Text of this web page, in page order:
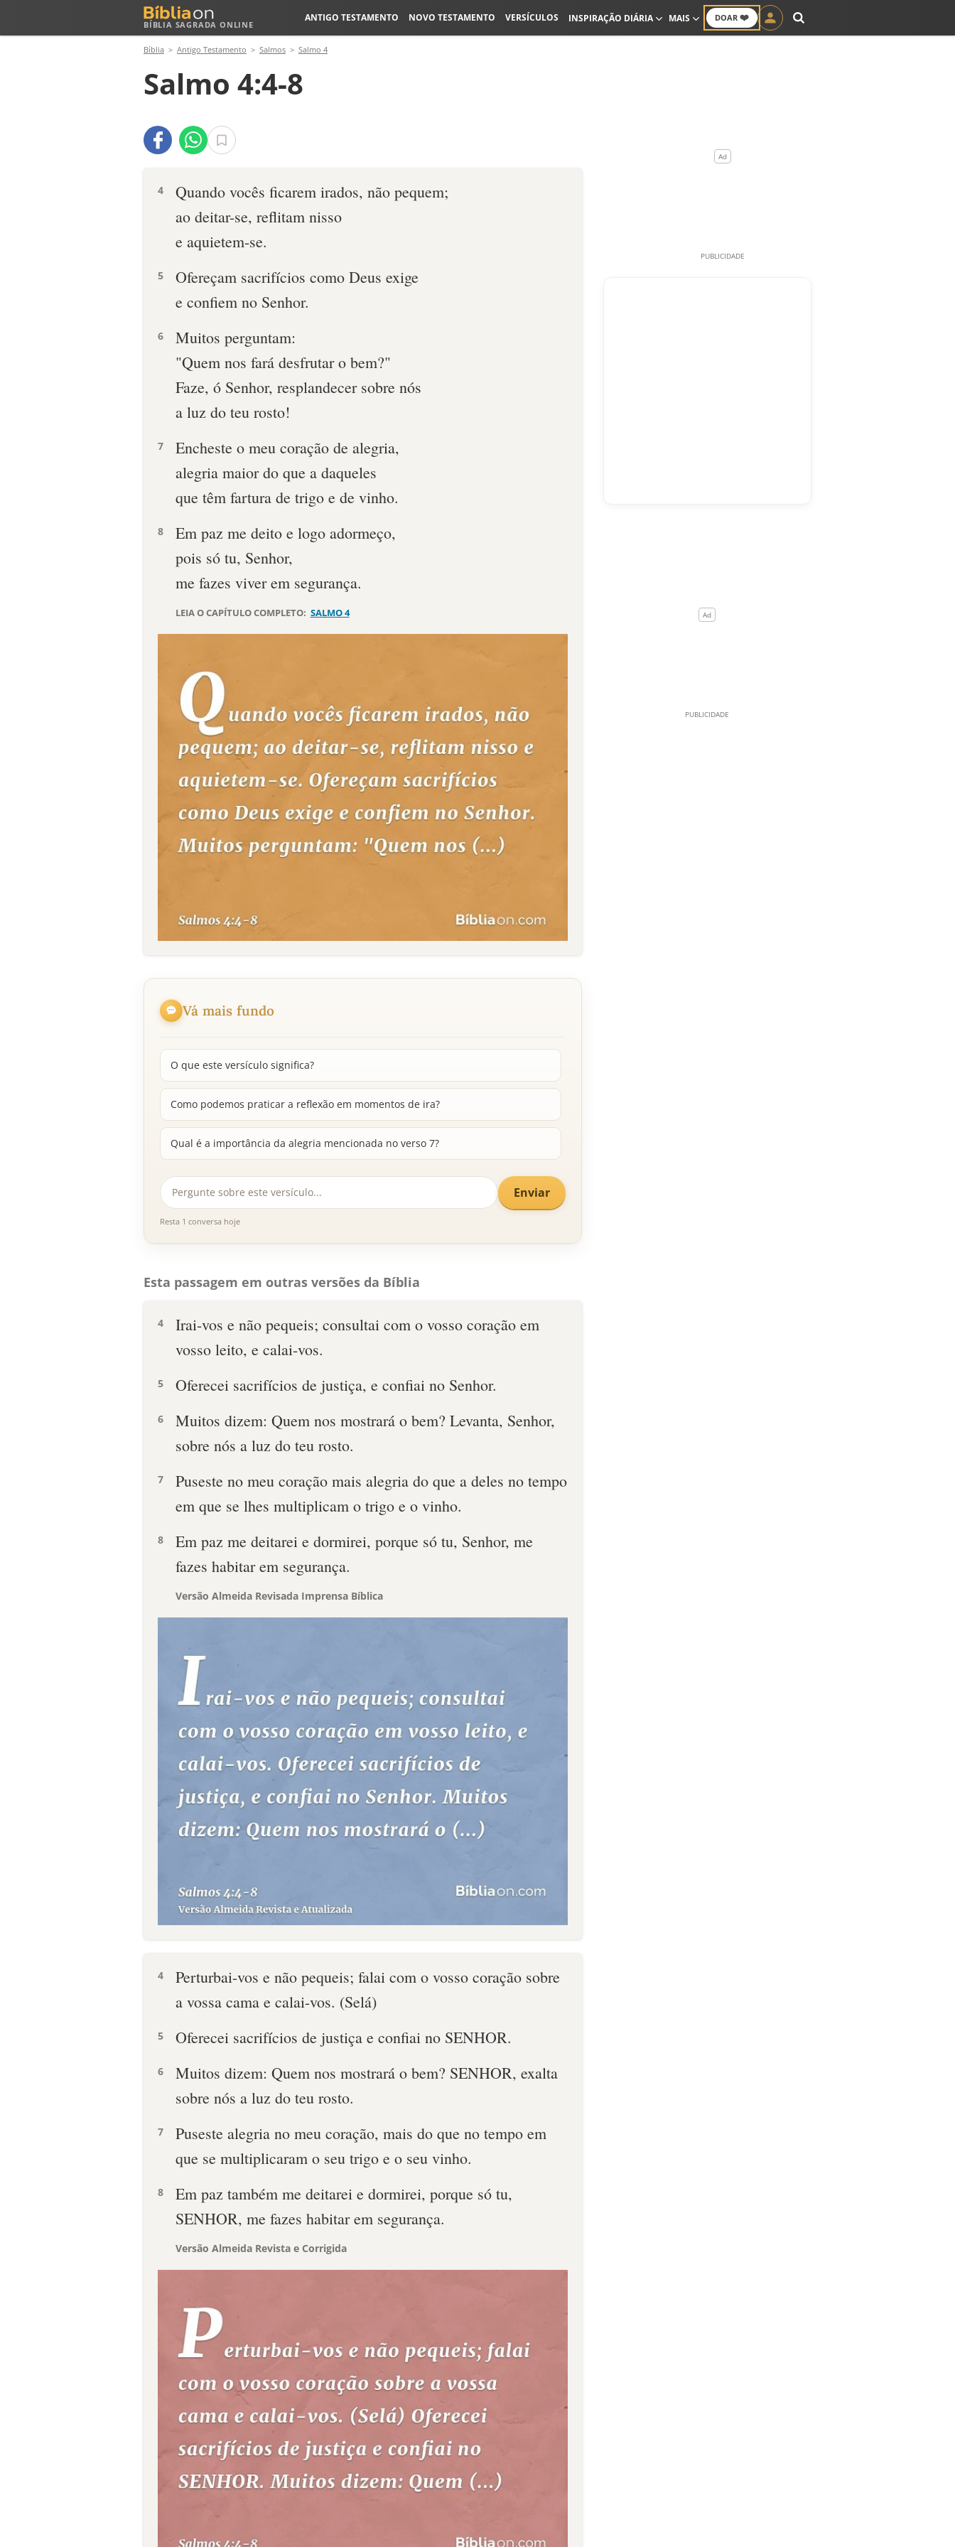
BÍBLIA SAGRADA ONLINE
DOAR ❤️
ANTIGO TESTAMENTO NOVO TESTAMENTO VERSÍCULOS INSPIRAÇÃO DIÁRIA MAIS
Bíblia Antigo Testamento Salmos Salmo 4
Salmo 4:4-8
4
Quando vocês ficarem irados, não pequem;
ao deitar-se, reflitam nisso
e aquietem-se.
5
Ofereçam sacrifícios como Deus exige
e confiem no Senhor.
6
Muitos perguntam:
"Quem nos fará desfrutar o bem?"
Faze, ó Senhor, resplandecer sobre nós
a luz do teu rosto!
7
Encheste o meu coração de alegria,
alegria maior do que a daqueles
que têm fartura de trigo e de vinho.
8
Em paz me deito e logo adormeço,
pois só tu, Senhor,
me fazes viver em segurança.
LEIA O CAPÍTULO COMPLETO: SALMO 4
Vá mais fundo
O que este versículo significa?
Como podemos praticar a reflexão em momentos de ira?
Qual é a importância da alegria mencionada no verso 7?
Enviar
Resta 1 conversa hoje
Esta passagem em outras versões da Bíblia
4
Irai-vos e não pequeis; consultai com o vosso coração em
vosso leito, e calai-vos.
5 Oferecei sacrifícios de justiça, e confiai no Senhor.
6
Muitos dizem: Quem nos mostrará o bem? Levanta, Senhor,
sobre nós a luz do teu rosto.
7
Puseste no meu coração mais alegria do que a deles no tempo
em que se lhes multiplicam o trigo e o vinho.
8
Em paz me deitarei e dormirei, porque só tu, Senhor, me
fazes habitar em segurança.
Versão Almeida Revisada Imprensa Bíblica
4
Perturbai-vos e não pequeis; falai com o vosso coração sobre
a vossa cama e calai-vos. (Selá)
5 Oferecei sacrifícios de justiça e confiai no SENHOR.
6
Muitos dizem: Quem nos mostrará o bem? SENHOR, exalta
sobre nós a luz do teu rosto.
7
Puseste alegria no meu coração, mais do que no tempo em
que se multiplicaram o seu trigo e o seu vinho.
8
Em paz também me deitarei e dormirei, porque só tu,
SENHOR, me fazes habitar em segurança.
Versão Almeida Revista e Corrigida